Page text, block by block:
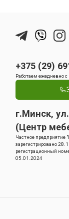
+375 (29)
Работаем ежедневно
г.Минск,
(Центр
Частное
зарегистрировано
регистрационный
05.01.2024